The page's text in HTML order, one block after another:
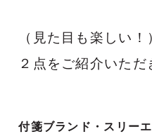
（見た目も楽しい
２点をご紹介いただ
付箋ブランド・スリー